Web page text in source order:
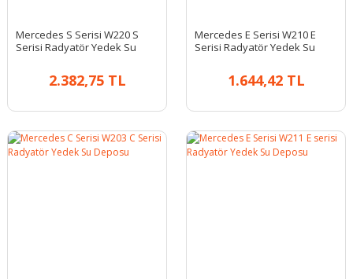
Mercedes S Serisi W220 S
Serisi Radyatör Yedek Su
2.382,75 TL
Mercedes E Serisi W210 E
Serisi Radyatör Yedek Su
1.644,42 TL